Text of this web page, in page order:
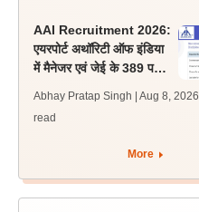
AAI Recruitment 2026:
एयरपोर्ट अथॉरिटी ऑफ इंडिया
में मैनेजर एवं जेई के 389 पदों
Abhay Pratap Singh | Aug 8, 2026
read
More